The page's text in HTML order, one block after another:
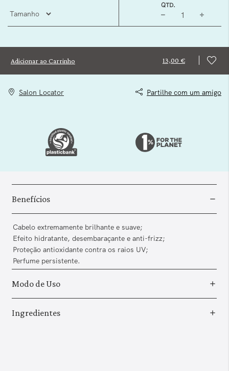
QTD.
Adicionar ao Carrinho 13,00 €
Salon Locator Partilhe com um amigo
Benefícios
Cabelo extremamente brilhante e suave;
Efeito hidratante, desembaraçante e anti-frizz;
Proteção antioxidante contra os raios UV;
Perfume persistente.
Modo de Uso
Ingredientes